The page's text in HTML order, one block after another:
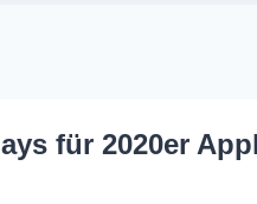
für 2020er